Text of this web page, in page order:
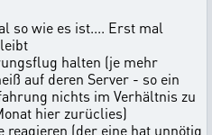
so wie es ist.... Erst mal
halten (je mehr
auf deren Server - so ein
nichts im Verhältnis zu
hier zurüclies)
(der eine hat unnötig